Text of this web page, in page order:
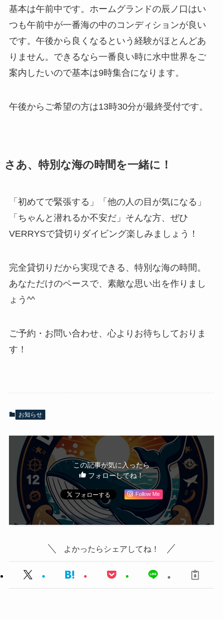
基本は午前中です。ホームグランドの辰ノ口はい
つも午前中が一番海の中のコンディションが良い
です。午後から良くなるという経験がほとんどあ
りません。できるなら一番良い時に水中世界をご
案内したいので基本は9時集合になります。
午後からご希望の方は13時30分が最終受付です。
さあ、特別な海の時間を一緒に！
「初めてで緊張する」「他の人の目が気になる」
「ちゃんと潜れるか不安だ」そんな方、ぜひ
VERRYSで貸切りダイビング楽しみましょう！
完全貸切りだから実現できる、特別な海の時間。
あなただけのペースで、素敵な思い出を作りまし
ょう^^
ご予約・お問い合わせ、心よりお待ちしておりま
す！
お知らせ
この記事が気に入ったら
フォローしてね！
Follow Me
よかったらシェアしてね！